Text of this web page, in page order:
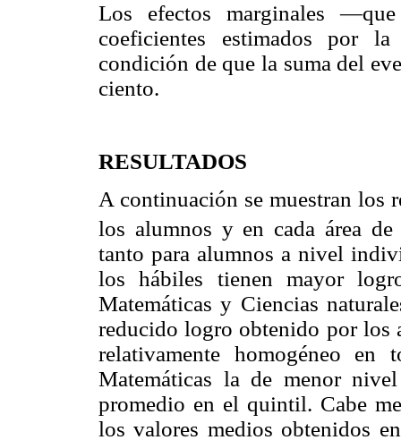
Los efectos marginales
coeficientes estimados por
condición de que la suma del
ciento.
RESULTADOS
A continuación se muestran los
los alumnos y en cada área de
tanto para alumnos a nivel
los hábiles tienen mayor
Matemáticas y Ciencias
reducido logro obtenido por los
relativamente homogéneo en
Matemáticas la de menor
promedio en el quintil. Cabe
los valores medios obtenidos